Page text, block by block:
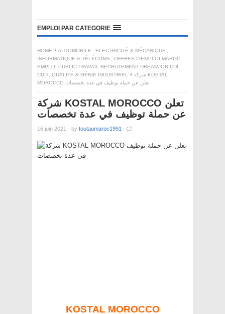
EMPLOI PAR CATEGORIE
HOME AUTOMOBILE , ELECTRICITÉ & MÉCANIQUE ,
INFORMATIQUE & TÉLÉCOMS , OFFRES D'EMPLOI MAROC
EMPLOI PUBLIC TRAVAIL RECRUTEMENT DREAMJOB CDI
CDD , QUALITÉ & GÉNIE INDUSTRIEL
شركة KOSTAL
MOROCCO تعلن عن حملة توظيف في عدة تخصصات
شركة KOSTAL MOROCCO تعلن
عن حملة توظيف في عدة تخصصات
16 juin 2021 · by toutaumaroc1991 ·
KOSTAL MOROCCO